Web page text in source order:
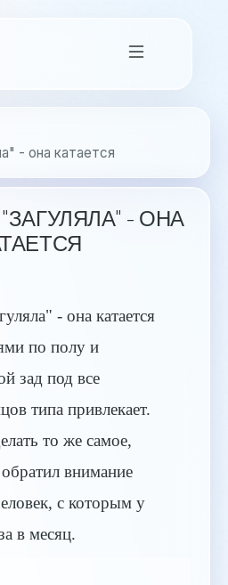
- она катается
- ОНА
- она катается
по полу и
зад под все
типа привлекает.
то же самое,
внимание
с которым у
в месяц.